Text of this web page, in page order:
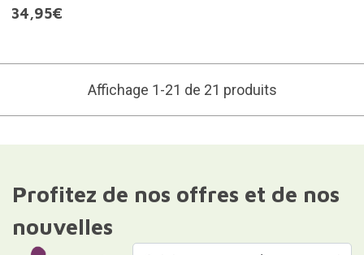
34,95€
Affichage 1-21 de 21 produits
Profitez de nos offres et de nos
nouvelles